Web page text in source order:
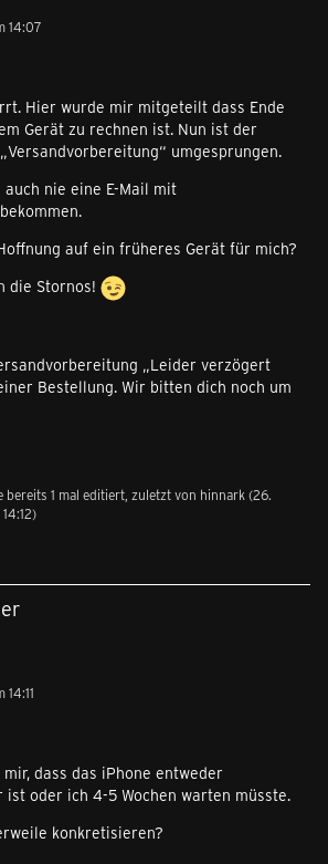
14:07
Hier wurde mir mitgeteilt dass Ende
Gerät zu rechnen ist. Nun ist der
umgesprungen.
nie eine E-Mail mit
auf ein früheres Gerät für mich?
die Stornos!
„Leider verzögert
Bestellung. Wir bitten dich noch um
bereits 1 mal editiert, zuletzt von hinnark(26.
)
dass das iPhone entweder
oder ich 4-5 Wochen warten müsste.
konkretisieren?